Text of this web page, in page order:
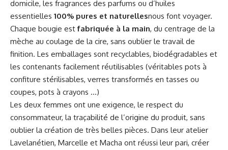
domicile, les fragrances des parfums ou d’huiles
essentielles 100% pures et naturellesnous font voyager.
Chaque bougie estfabriquée à la main, du centrage de la
mèche au coulage de la cire, sans oublier le travail de
finition. Les emballages sont recyclables, biodégradables et
les contenants facilement réutilisables (véritables pots à
confiture stérilisables, verres transformés en tasses ou
coupes, pots à crayons …)
Les deux femmes ont une exigence, le respect du
consommateur, la traçabilité de l’origine du produit, sans
oublier la création de très belles pièces. Dans leur atelier
Lavelanétien, Marcelle et Macha ont réussi leur pari, créer